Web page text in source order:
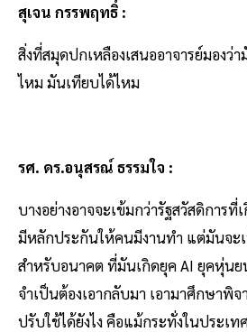
สุเจน กรรพฤทธิ์ :
สิ่งที่สมุดปกเหลืองเสนออาจารย์มองว่
ไหม มันเทียบได้ไหม
รศ. ดร.อนุสรณ์ ธรรมใจ :
บางอย่างอาจจะเข้มกว่ารัฐสวัสดิการ
มีหลักประกันให้คนมีงานทำ แต่มันจะ
สำหรับอนาคต ที่มันเกิดยุค AI ยุคหุ่น
จำเป็นต้องเอากลับมา เอามาศึกษาพิ
ปรับใช้ได้ยังไง คือแม้กระทั่งในประเ